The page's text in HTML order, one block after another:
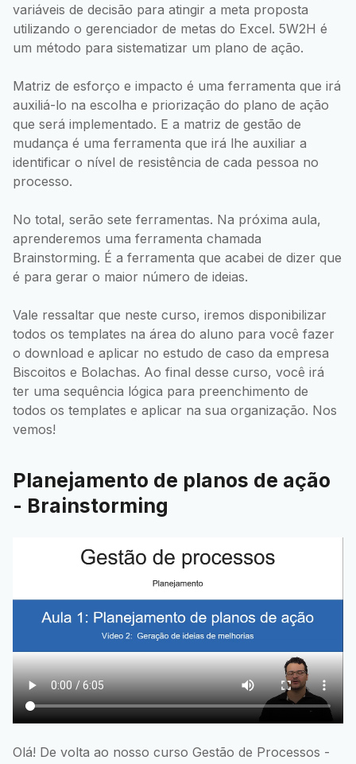
variáveis de decisão para atingir a meta proposta
utilizando o gerenciador de metas do Excel. 5W2H é
um método para sistematizar um plano de ação.
Matriz de esforço e impacto é uma ferramenta que irá
auxiliá-lo na escolha e priorização do plano de ação
que será implementado. E a matriz de gestão de
mudança é uma ferramenta que irá lhe auxiliar a
identificar o nível de resistência de cada pessoa no
processo.
No total, serão sete ferramentas. Na próxima aula,
aprenderemos uma ferramenta chamada
Brainstorming. É a ferramenta que acabei de dizer que
é para gerar o maior número de ideias.
Vale ressaltar que neste curso, iremos disponibilizar
todos os templates na área do aluno para você fazer
o download e aplicar no estudo de caso da empresa
Biscoitos e Bolachas. Ao final desse curso, você irá
ter uma sequência lógica para preenchimento de
todos os templates e aplicar na sua organização. Nos
vemos!
Planejamento de planos de ação
- Brainstorming
Olá! De volta ao nosso curso Gestão de Processos -